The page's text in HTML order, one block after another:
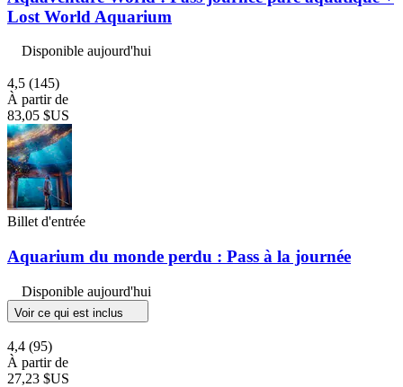
Lost World Aquarium
Disponible aujourd'hui
4,5 (145)
À partir de
83,05 $US
Billet d'entrée
Aquarium du monde perdu : Pass à la journée
Disponible aujourd'hui
Voir ce qui est inclus
4,4 (95)
À partir de
27,23 $US